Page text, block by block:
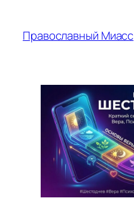
содержимому
Православный Миасс